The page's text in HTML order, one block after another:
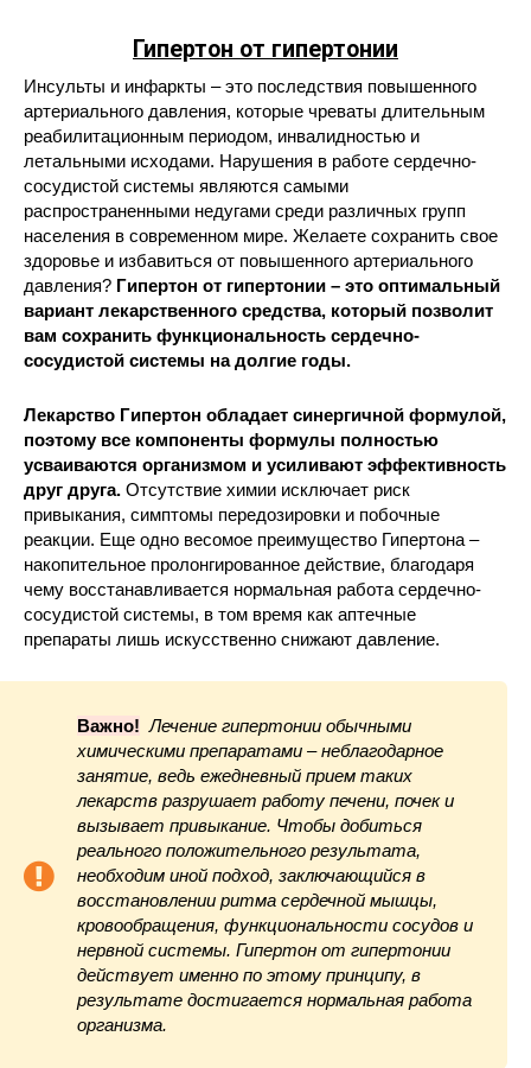
Гипертон от гипертонии
Инсульты и инфаркты – это последствия повышенного
артериального давления, которые чреваты длительным
реабилитационным периодом, инвалидностью и
летальными исходами. Нарушения в работе сердечно-
сосудистой системы являются самыми
распространенными недугами среди различных групп
населения в современном мире. Желаете сохранить свое
здоровье и избавиться от повышенного артериального
давления? Гипертон от гипертонии – это оптимальный
вариант лекарственного средства, который позволит
вам сохранить функциональность сердечно-
сосудистой системы на долгие годы.
Лекарство Гипертон обладает синергичной формулой,
поэтому все компоненты формулы полностью
усваиваются организмом и усиливают эффективность
друг друга. Отсутствие химии исключает риск
привыкания, симптомы передозировки и побочные
реакции. Еще одно весомое преимущество Гипертона –
накопительное пролонгированное действие, благодаря
чему восстанавливается нормальная работа сердечно-
сосудистой системы, в том время как аптечные
препараты лишь искусственно снижают давление.
Важно! Лечение гипертонии обычными
химическими препаратами – неблагодарное
занятие, ведь ежедневный прием таких
лекарств разрушает работу печени, почек и
вызывает привыкание. Чтобы добиться
реального положительного результата,
необходим иной подход, заключающийся в
восстановлении ритма сердечной мышцы,
кровообращения, функциональности сосудов и
нервной системы. Гипертон от гипертонии
действует именно по этому принципу, в
результате достигается нормальная работа
организма.